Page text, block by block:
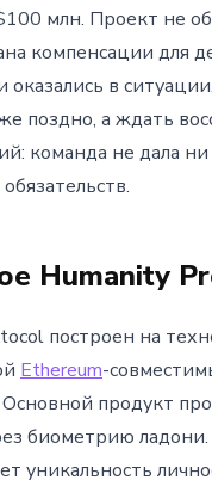
млн. Проект не
компенсации для
оказались в
поздно, а ждать
команда не дала
Humanity
построен на
Ethereum-
продукт
биометрию
уникальность